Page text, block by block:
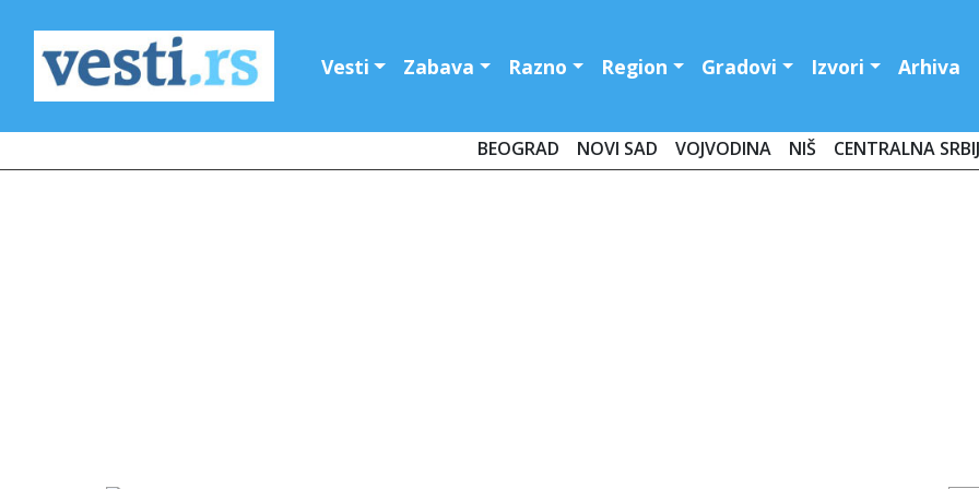
Vesti Zabava Razno Region Gradovi Izvori Arhiva
BEOGRAD NOVI SAD VOJVODINA NIŠ CENTRALNA